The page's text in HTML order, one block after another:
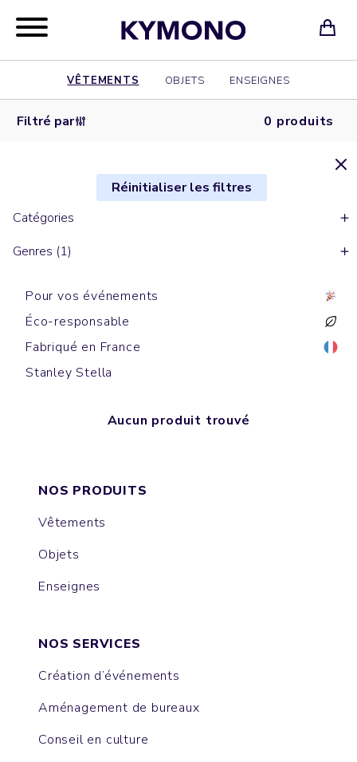
VÊTEMENTS OBJETS ENSEIGNES
Filtré par 0 produits
Réinitialiser les filtres
Catégories
Genres (1)
Pour vos événements
Éco-responsable
Fabriqué en France
Stanley Stella
Aucun produit trouvé
NOS PRODUITS
Vêtements
Objets
Enseignes
NOS SERVICES
Création d’événements
Aménagement de bureaux
Conseil en culture